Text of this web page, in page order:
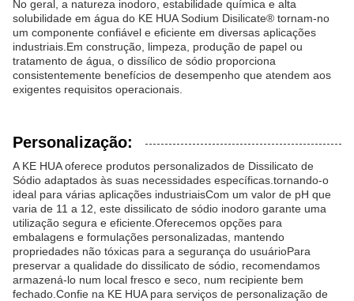
No geral, a natureza inodoro, estabilidade química e alta
solubilidade em água do KE HUA Sodium Disilicate® tornam-no
um componente confiável e eficiente em diversas aplicações
industriais.Em construção, limpeza, produção de papel ou
tratamento de água, o dissílico de sódio proporciona
consistentemente benefícios de desempenho que atendem aos
exigentes requisitos operacionais.
Personalização:
A KE HUA oferece produtos personalizados de Dissilicato de
Sódio adaptados às suas necessidades específicas.tornando-o
ideal para várias aplicações industriaisCom um valor de pH que
varia de 11 a 12, este dissilicato de sódio inodoro garante uma
utilização segura e eficiente.Oferecemos opções para
embalagens e formulações personalizadas, mantendo
propriedades não tóxicas para a segurança do usuárioPara
preservar a qualidade do dissilicato de sódio, recomendamos
armazená-lo num local fresco e seco, num recipiente bem
fechado.Confie na KE HUA para serviços de personalização de